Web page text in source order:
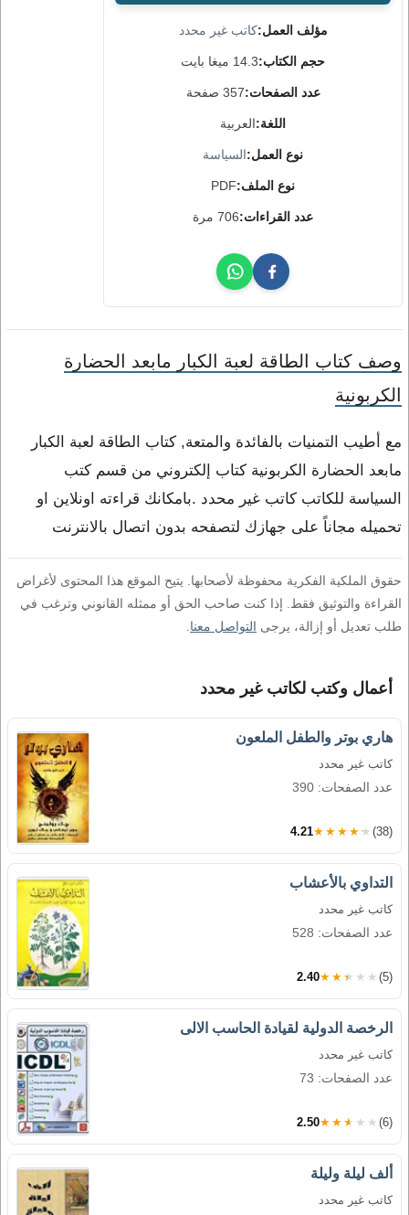
مؤلف العمل:كاتب غير محدد
حجم الكتاب:14.3 ميغا بايت
عدد الصفحات:357 صفحة
اللغة:العربية
نوع العمل:السياسة
نوع الملف:PDF
عدد القراءات:706 مرة
وصف كتاب الطاقة لعبة الكبار مابعد الحضارة
الكربونية
مع أطيب التمنيات بالفائدة والمتعة, كتاب الطاقة لعبة الكبار
مابعد الحضارة الكربونية كتاب إلكتروني من قسم كتب
السياسة للكاتب كاتب غير محدد .بامكانك قراءته اونلاين او
تحميله مجاناً على جهازك لتصفحه بدون اتصال بالانترنت
حقوق الملكية الفكرية محفوظة لأصحابها. يتيح الموقع هذا المحتوى لأغراض
القراءة والتوثيق فقط. إذا كنت صاحب الحق أو ممثله القانوني وترغب في
طلب تعديل أو إزالة، يرجى التواصل معنا
أعمال وكتب لكاتب غير محدد
هاري بوتر والطفل الملعون
كاتب غير محدد
عدد الصفحات: 390
4.21★★★★★ (38)
التداوي بالأعشاب
كاتب غير محدد
عدد الصفحات: 528
2.40★★★★★ (5)
الرخصة الدولية لقيادة الحاسب الالى
كاتب غير محدد
عدد الصفحات: 73
2.50★★★★★ (6)
ألف ليلة وليلة
كاتب غير محدد